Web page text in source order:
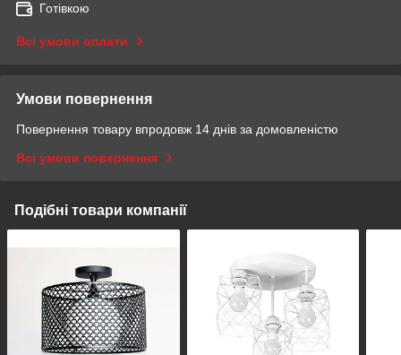
Готівкою
Всі умови оплати
Умови повернення
Повернення товару впродовж 14 днів за домовленістю
Всі умови повернення
Подібні товари компанії